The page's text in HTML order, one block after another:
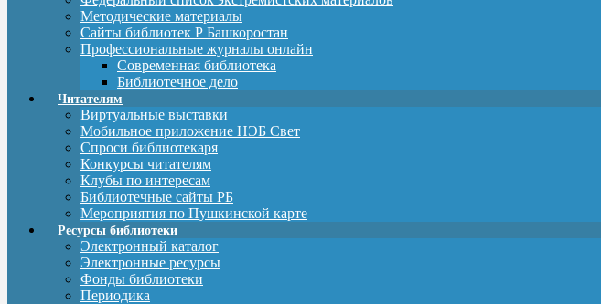
Методические материалы
Сайты библиотек Р Башкоростан
Профессиональные журналы онлайн
Современная библиотека
Библиотечное дело
Читателям
Виртуальные выставки
Мобильное приложение НЭБ Свет
Спроси библиотекаря
Конкурсы читателям
Клубы по интересам
Библиотечные сайты РБ
Мероприятия по Пушкинской карте
Ресурсы библиотеки
Электронный каталог
Электронные ресурсы
Фонды библиотеки
Периодика